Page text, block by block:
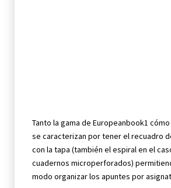
Tanto la gama de Europeanbook1
se caracterizan por tener el recuadro
con la tapa (también el espiral en el
cuadernos microperforados)
modo organizar los apuntes por